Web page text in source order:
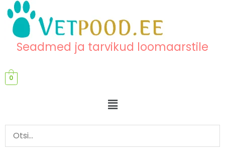
content
content
Seadmed ja tarvikud loomaarstile
0
Menu